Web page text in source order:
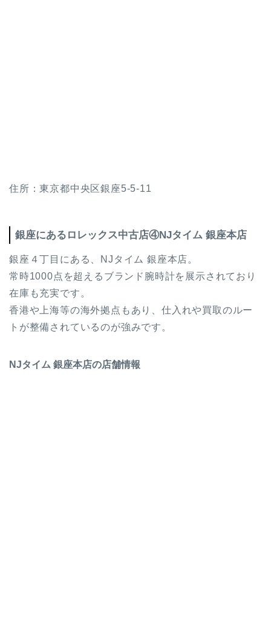
住所：東京都中央区銀座5-5-11
銀座にあるロレックス中古店④NJタイム 銀座本店
銀座４丁目にある、NJタイム 銀座本店。
常時1000点を超えるブランド腕時計を展示されており
在庫も充実です。
香港や上海等の海外拠点もあり、仕入れや買取のルー
トが整備されているのが強みです。
NJタイム 銀座本店の店舗情報